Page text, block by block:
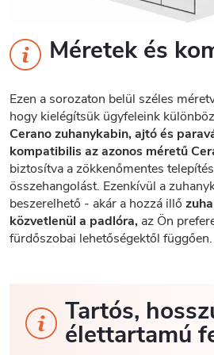
Méretek és
Ezen a sorozaton belül széles
hogy kielégítsük ügyfeleink
Cerano zuhanykabin, ajtó és
kompatibilis az azonos méretű
biztosítva a zökkenőmentes
összehangolást. Ezenkívül a
beszerelhető - akár a hozzá illő
közvetlenül a padlóra, az Ön
fürdőszobai lehetőségektől függően.
Tartós,
élettartamú